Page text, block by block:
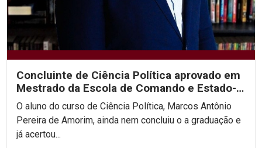
Concluinte de Ciência Política aprovado em
Mestrado da Escola de Comando e Estado-
Maior do Exército
O aluno do curso de Ciência Política, Marcos Antônio
Pereira de Amorim, ainda nem concluiu o a graduação e
já acertou...